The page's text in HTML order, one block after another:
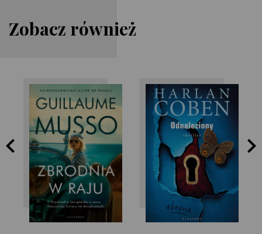
Zobacz również
Guillaume Musso Harlan Coben